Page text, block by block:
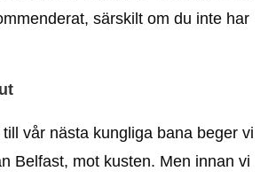
särskilt om du inte har
vår nästa kungliga bana beger vi
Belfast, mot kusten. Men innan vi